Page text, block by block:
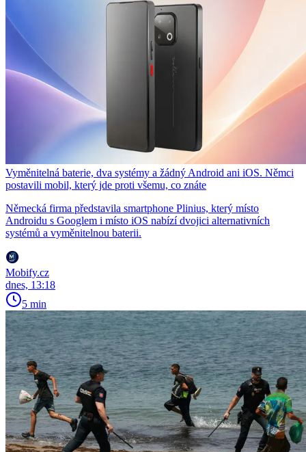
Vyměnitelná baterie, dva systémy a žádný Android ani iOS. Němci
postavili mobil, který jde proti všemu, co znáte
Německá firma představila smartphone Plinius, který místo
Androidu s Googlem i místo iOS nabízí dvojici alternativních
systémů a vyměnitelnou baterii.
Mobify.cz
dnes, 13:18
5 min